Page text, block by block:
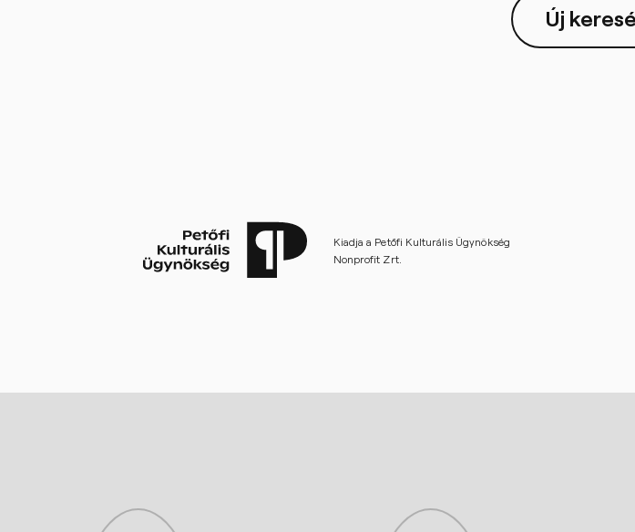
Új
Kiadja a Petőfi Kulturális Ügynökség
Nonprofit Zrt.